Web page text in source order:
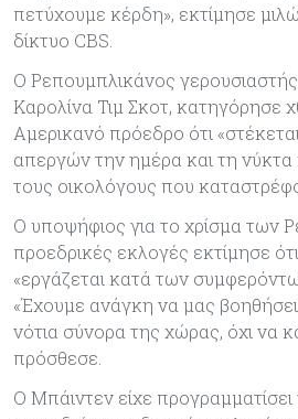
πετύχουμε κέρδη», εκτίμησε
δίκτυο CBS.
Ο Ρεπουμπλικάνος
Καρολίνα Τιμ Σκοτ, κατηγόρησε
Αμερικανό πρόεδρο ότι
απεργών την ημέρα και τη νύκτα
τους οικολόγους που
Ο υποψήφιος για το χρίσμα των
προεδρικές εκλογές εκτίμησε
«εργάζεται κατά των
«Έχουμε ανάγκη να μας
νότια σύνορα της χώρας, όχι να
πρόσθεσε.
Ο Μπάιντεν είχε